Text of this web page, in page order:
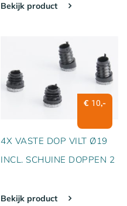
Bekijk product
€ 10,-
4X VASTE DOP VILT Ø19
INCL. SCHUINE DOPPEN 2
Bekijk product